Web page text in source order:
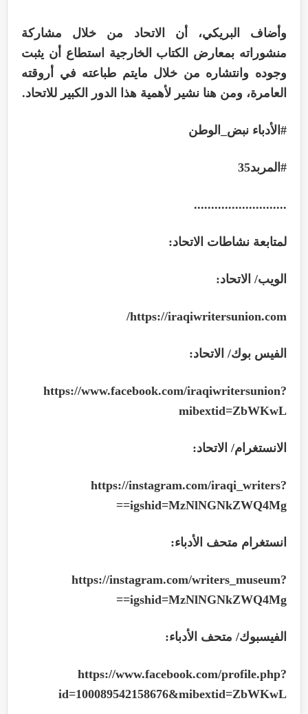
وأضاف البريكي، أن الاتحاد من خلال مشاركة
منشوراته بمعارض الكتاب الخارجية استطاع أن يثبت
وجوده وانتشاره من خلال مايتم طباعته في أروقته
العامرة، ومن هنا نشير لأهمية هذا الدور الكبير للاتحاد.
# الأدباء نبض_الوطن
# المربد35
...........................
لمتابعة نشاطات الاتحاد:
الويب/ الاتحاد:
https://iraqiwritersunion.com/
الفيس بوك/ الاتحاد:
https://www.facebook.com/iraqiwritersunion?
mibextid=ZbWKwL
الانستغرام/ الاتحاد:
https://instagram.com/iraqi_writers?
igshid=MzNlNGNkZWQ4Mg==
انستغرام متحف الأدباء:
https://instagram.com/writers_museum?
igshid=MzNlNGNkZWQ4Mg==
الفيسبوك/ متحف الأدباء:
https://www.facebook.com/profile.php?
id=100089542158676&mibextid=ZbWKwL